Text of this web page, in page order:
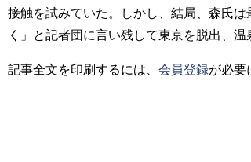
接触を試みていた。しかし、結局、森氏
く」と記者団に言い残して東京を脱出、
記事全文を印刷するには、 会員登録が必要